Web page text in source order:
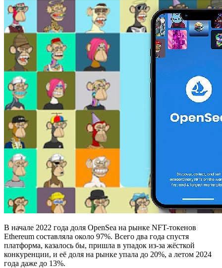
В начале 2022 года доля OpenSea на рынке NFT-токенов
Ethereum составляла около 97%. Всего два года спустя
платформа, казалось бы, пришла в упадок из-за жёсткой
конкуренции, и её доля на рынке упала до 20%, а летом 2024
года даже до 13%.